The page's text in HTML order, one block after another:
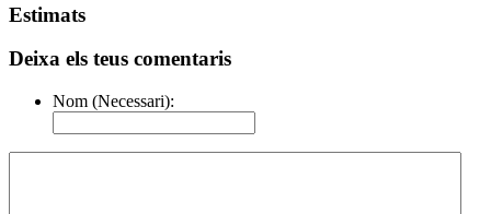
Estimats
Deixa els teus comentaris
Nom (Necessari):